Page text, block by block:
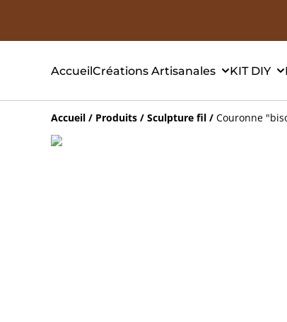
AccueilCréations Artisanales KIT DIY
Accueil / Produits / Sculpture fil / Couronne